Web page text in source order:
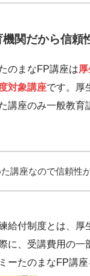
機関だから信頼
のまなFP講座は
対象講座です。厚
講座のみ一般教育
講座なので信頼性
給付制度とは、厚
に、受講費用の一
ーたのまなFP講座